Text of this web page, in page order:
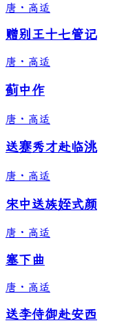
唐 · 高适
赠别王十七管记
唐 · 高适
蓟中作
唐 · 高适
送蹇秀才赴临洮
唐 · 高适
宋中送族姪式颜
唐 · 高适
塞下曲
唐 · 高适
送李侍御赴安西